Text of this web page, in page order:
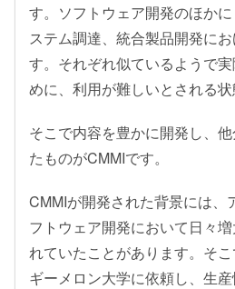
す。ソフトウェア開発のほか
ステム調達、統合製品開発に
す。それぞれ似ているようで
めに、利用が難しいとされる状
そこで内容を豊かに開発し、
たものがCMMIです。
CMMIが開発された背景には、
フトウェア開発において日々
れていたことがあります。そ
ギーメロン大学に依頼し、生